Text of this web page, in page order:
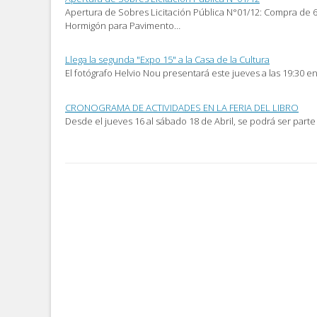
Apertura de Sobres Licitación Pública N°01/12: Compra de
Hormigón para Pavimento…
Llega la segunda "Expo 15" a la Casa de la Cultura
El fotógrafo Helvio Nou presentará este jueves a las 19:30
CRONOGRAMA DE ACTIVIDADES EN LA FERIA DEL LIBRO
Desde el jueves 16 al sábado 18 de Abril, se podrá ser parte